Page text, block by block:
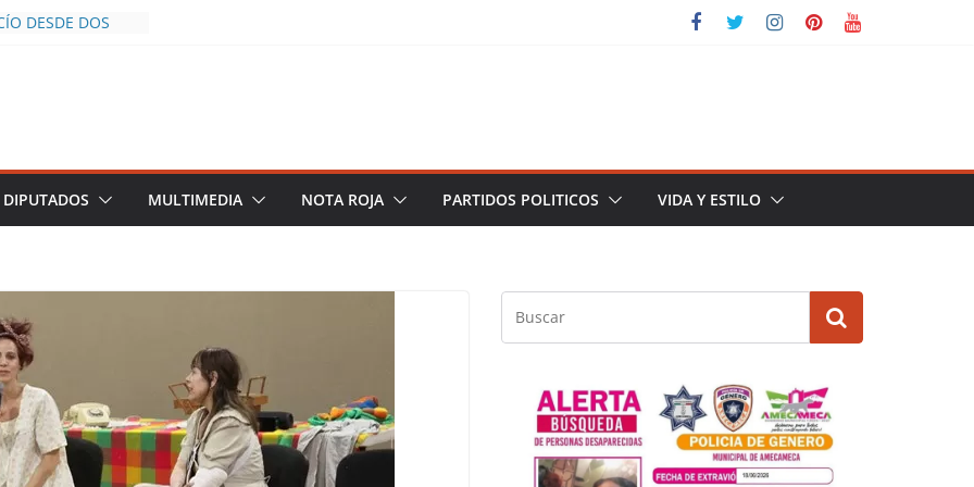
DESDE DOS
AL INFLUENCER
DURANTE
EN
A LAS
Y TERMINA
DEL PLAN
DIPUTADOS MULTIMEDIA NOTA ROJA PARTIDOS POLITICOS VIDA Y ESTILO